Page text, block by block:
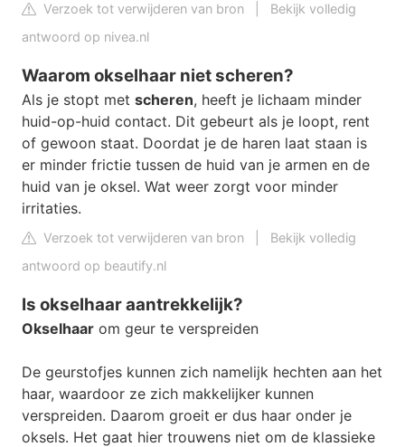
Verzoek tot verwijderen van bron
Bekijk volledig
antwoord op nivea.nl
Waarom okselhaar niet scheren?
Als je stopt met scheren, heeft je lichaam minder
huid-op-huid contact. Dit gebeurt als je loopt, rent
of gewoon staat. Doordat je de haren laat staan is
er minder frictie tussen de huid van je armen en de
huid van je oksel. Wat weer zorgt voor minder
irritaties.
Verzoek tot verwijderen van bron
Bekijk volledig
antwoord op beautify.nl
Is okselhaar aantrekkelijk?
Okselhaar om geur te verspreiden
De geurstofjes kunnen zich namelijk hechten aan het
haar, waardoor ze zich makkelijker kunnen
verspreiden. Daarom groeit er dus haar onder je
oksels. Het gaat hier trouwens niet om de klassieke